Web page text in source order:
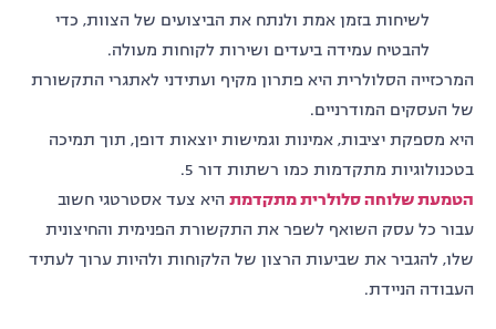
לשיחות בזמן אמת ולנתח את הביצועים של הצוות, כדי
להבטיח עמידה ביעדים ושירות לקוחות מעולה.
המרכזייה הסלולרית היא פתרון מקיף ועתידני לאתגרי התקשורת
של העסקים המודרניים.
היא מספקת יציבות, אמינות וגמישות יוצאות דופן, תוך תמיכה
בטכנולוגיות מתקדמות כמו רשתות דור 5.
הטמעת שלוחה סלולרית מתקדמתהיא צעד אסטרטגי חשוב
עבור כל עסקהשואף לשפר את התקשורת הפנימית והחיצונית
שלו, להגביר את שביעות הרצון של הלקוחות ולהיות ערוך לעתיד
העבודה הניידת.